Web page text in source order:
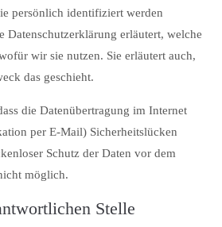
persönlich identifiziert werden
Datenschutzerklärung erläutert, welche
wir sie nutzen. Sie erläutert auch,
das geschieht.
die Datenübertragung im Internet
per E-Mail) Sicherheitslücken
Schutz der Daten vor dem
möglich.
Stelle